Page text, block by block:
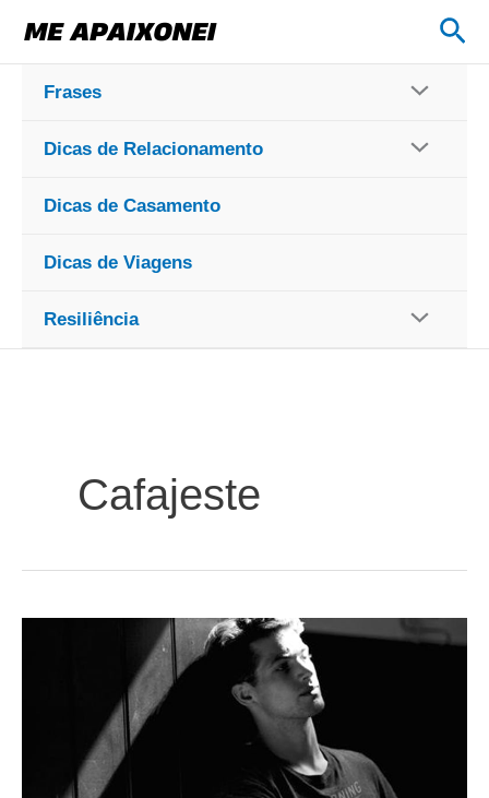
para
conteúdo
Frases
Dicas de Relacionamento
Dicas de Casamento
Dicas de Viagens
Resiliência
Cafajeste